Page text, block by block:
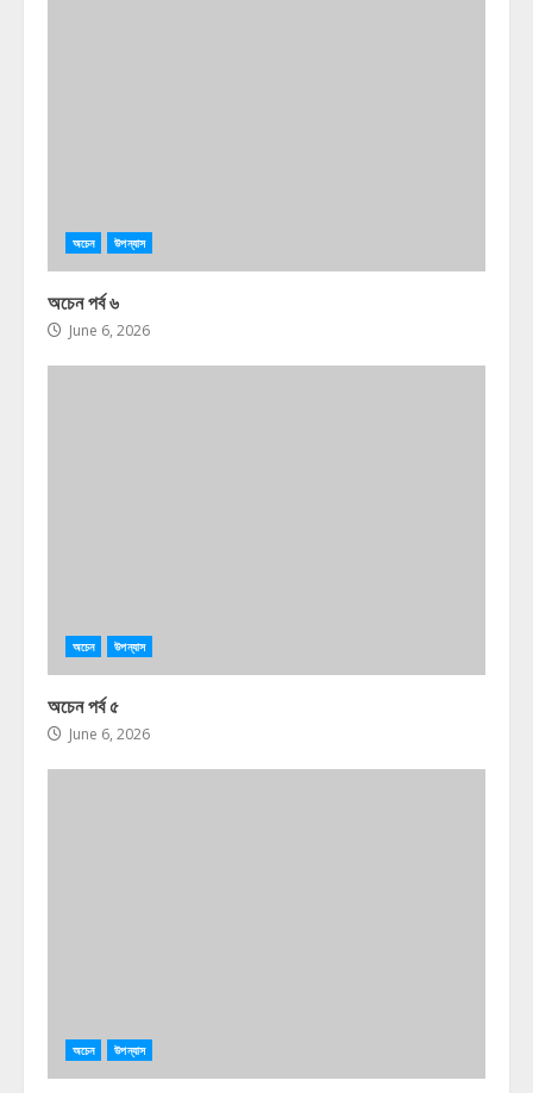
অচেন উপন্যাস
অচেন পর্ব ৬
June 6, 2026
অচেন উপন্যাস
অচেন পর্ব ৫
June 6, 2026
অচেন উপন্যাস